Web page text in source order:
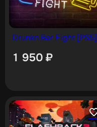
Drunkn Bar Fight [PS5]
1 950 ₽